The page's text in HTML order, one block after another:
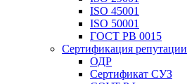
ISO 45001
ISO 50001
ГОСТ РВ 0015
Сертификация репутации
ОДР
Сертификат СУЗ